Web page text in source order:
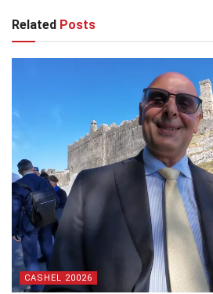
Related Posts
CASHEL 20026